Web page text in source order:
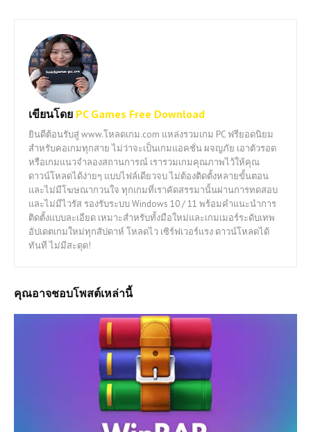
เขียนโดย PC Games Free Download
ยินดีต้อนรับสู่ www.โหลดเกม.com แหล่งรวมเกม PC ฟรียอดนิยม
สำหรับคอเกมทุกสาย ไม่ว่าจะเป็นเกมแอคชั่น ผจญภัย เอาตัวรอด
หรือเกมแนวจำลองสถานการณ์ เรารวมเกมคุณภาพไว้ให้คุณ
ดาวน์โหลดได้ง่ายๆ แบบไฟล์เดียวจบ ไม่ต้องติดตั้งหลายขั้นตอน
และไม่มีโฆษณากวนใจ ทุกเกมที่เราคัดสรรมานั้นผ่านการทดสอบ
และไม่มีไวรัส รองรับระบบ Windows 10 / 11 พร้อมคำแนะนำการ
ติดตั้งแบบละเอียด เหมาะสำหรับทั้งมือใหม่และเกมเมอร์ระดับเทพ
อัปเดตเกมใหม่ทุกสัปดาห์ โหลดไว เซิร์ฟเวอร์แรง ดาวน์โหลดได้
ทันที ไม่มีสะดุด!
คุณอาจชอบโพสต์เหล่านี้